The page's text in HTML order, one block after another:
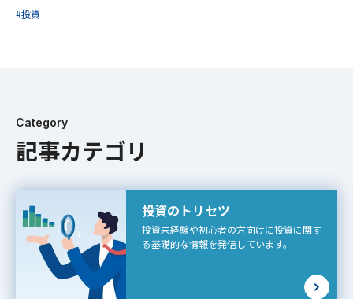
#投資
Category
記事カテゴリ
投資のトリセツ
投資未経験や初心者の方向けに投資に関す
る基礎的な情報を発信しています。